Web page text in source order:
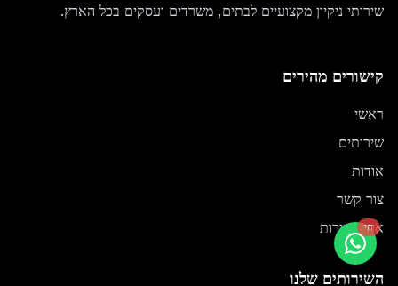
שירותי ניקיון מקצועיים לבתים, משרדים ועסקים בכל הארץ.
קישורים מהירים
ראשי
שירותים
אודות
צור קשר
אזורי שירות
השירותים שלנו
חי